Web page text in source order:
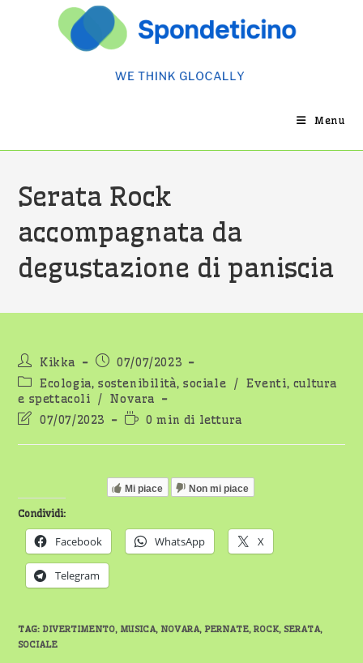
Menu
Serata Rock
accompagnata da
degustazione di paniscia
Autore
dell'articolo:
Kikka
Articolo
pubblicato:
07/07/2023
Categoria
dell'articolo:
Ecologia, sostenibilità, sociale / Eventi, cultura
e spettacoli / Novara
Ultima
dell'articolo:
07/07/2023
Tempo
lettura:
0 min di lettura
Mi piace Non mi piace
Condividi:
Facebook WhatsApp X
Telegram
TAG:DIVERTIMENTO, MUSICA, NOVARA, PERNATE, ROCK, SERATA,
SOCIALE